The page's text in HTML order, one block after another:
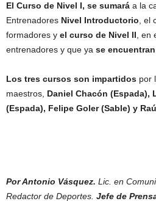
El Curso de Nivel I, se sumará a la
Entrenadores Nivel Introductorio ,
formadores y el curso de Nivel II ,
entrenadores y que ya se
Los tres cursos son impartidos por
maestros, Daniel Chacón (Espada),
(Espada), Felipe Goler (Sable) y
Por Antonio Vásquez. Lic. en
Redactor de Deportes. Jefe de